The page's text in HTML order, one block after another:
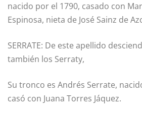
nacido por el 1790, casado con
Espinosa, nieta de José Sainz de
SERRATE: De este apellido
también los Serraty,
Su tronco es Andrés Serrate,
casó con Juana Torres Jáquez.